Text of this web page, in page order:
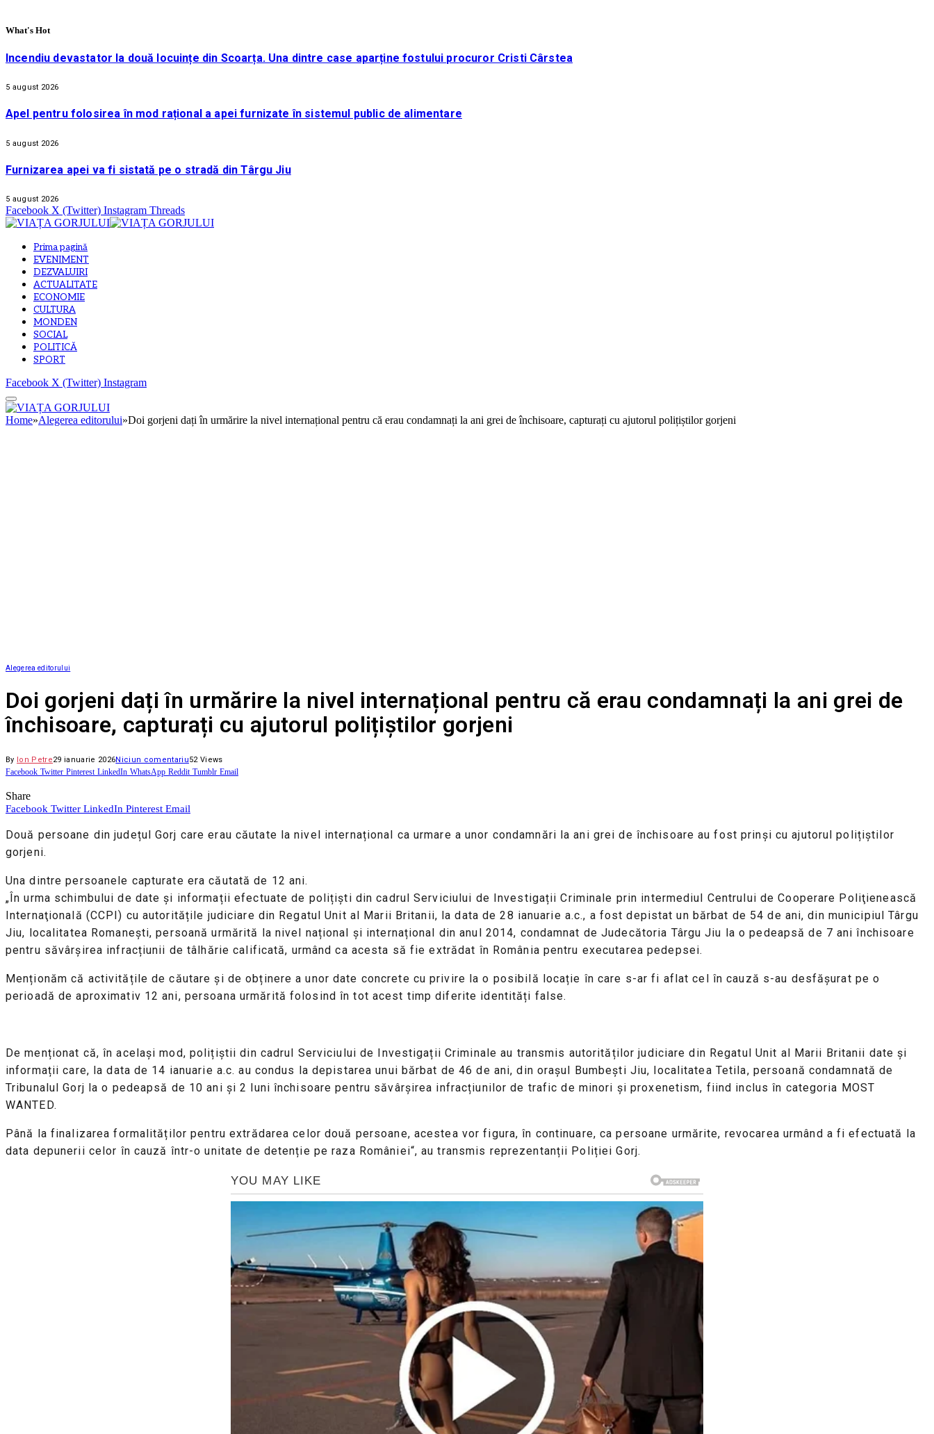
What's Hot
Incendiu devastator la două locuințe din Scoarța. Una dintre case aparține fostului procuror Cristi Cârstea
5 august 2026
Apel pentru folosirea în mod rațional a apei furnizate în sistemul public de alimentare
5 august 2026
Furnizarea apei va fi sistată pe o stradă din Târgu Jiu
5 august 2026
Facebook X (Twitter) Instagram Threads
Prima pagină
EVENIMENT
DEZVALUIRI
ACTUALITATE
ECONOMIE
CULTURA
MONDEN
SOCIAL
POLITICĂ
SPORT
Facebook X (Twitter) Instagram
Home»Alegerea editorului»Doi gorjeni dați în urmărire la nivel internațional pentru că erau condamnați la ani grei de închisoare, capturați cu ajutorul polițiștilor gorjeni
Alegerea editorului
Doi gorjeni dați în urmărire la nivel internațional pentru că erau condamnați la ani grei de
închisoare, capturați cu ajutorul polițiștilor gorjeni
By Ion Petre29 ianuarie 2026Niciun comentariu52 Views
Facebook Twitter Pinterest LinkedIn WhatsApp Reddit Tumblr Email
Share
Facebook Twitter LinkedIn Pinterest Email
Două persoane din județul Gorj care erau căutate la nivel internațional ca urmare a unor condamnări la ani grei de închisoare au fost prinși cu ajutorul polițiștilor
gorjeni.
Una dintre persoanele capturate era căutată de 12 ani.
„În urma schimbului de date și informații efectuate de polițiști din cadrul Serviciului de Investigații Criminale prin intermediul Centrului de Cooperare Poliţienească
Internaţională (CCPI) cu autoritățile judiciare din Regatul Unit al Marii Britanii, la data de 28 ianuarie a.c., a fost depistat un bărbat de 54 de ani, din municipiul Târgu
Jiu, localitatea Romanești, persoană urmărită la nivel național și internațional din anul 2014, condamnat de Judecătoria Târgu Jiu la o pedeapsă de 7 ani închisoare
pentru săvârșirea infracțiunii de tâlhărie calificată, urmând ca acesta să fie extrădat în România pentru executarea pedepsei.
Menționăm că activitățile de căutare și de obținere a unor date concrete cu privire la o posibilă locație în care s-ar fi aflat cel în cauză s-au desfășurat pe o
perioadă de aproximativ 12 ani, persoana urmărită folosind în tot acest timp diferite identități false.
De menționat că, în același mod, polițiștii din cadrul Serviciului de Investigații Criminale au transmis autorităților judiciare din Regatul Unit al Marii Britanii date și
informații care, la data de 14 ianuarie a.c. au condus la depistarea unui bărbat de 46 de ani, din orașul Bumbești Jiu, localitatea Tetila, persoană condamnată de
Tribunalul Gorj la o pedeapsă de 10 ani și 2 luni închisoare pentru săvârșirea infracțiunilor de trafic de minori și proxenetism, fiind inclus în categoria MOST
WANTED.
Până la finalizarea formalităților pentru extrădarea celor două persoane, acestea vor figura, în continuare, ca persoane urmărite, revocarea urmând a fi efectuată la
data depunerii celor în cauză într-o unitate de detenție pe raza României“, au transmis reprezentanții Poliției Gorj.